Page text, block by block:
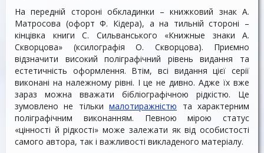
На передній стороні обкладинки – книжковий знак А.
Матросова (офорт Ф. Кідера), а на тильній стороні –
кінцівка книги С. Сильванського «Книжные знаки А.
Скворцова» (ксилографія О. Скворцова). Приємно
відзначити високий поліграфічний рівень видання та
естетичніcть оформлення. Втім, всі видання цієї серії
виконані на належному рівні. І це не дивно. Адже їх вже
зараз можна вважати бібліографічною рідкістю. Це
зумовлено не тількималотиражністю та характерним
поліграфічним виконанням. Певною мірою статус
«цінності й рідкості» може залежати як від особистості
самого автора, так і важливості викладеного матеріалу.